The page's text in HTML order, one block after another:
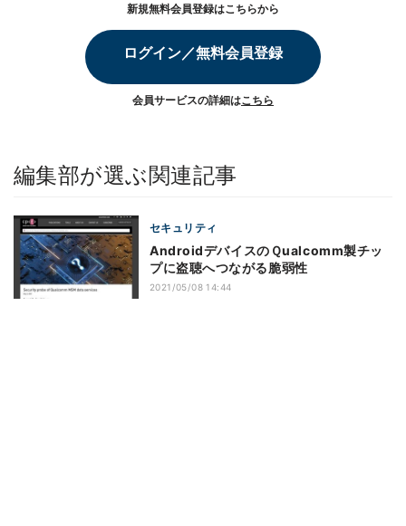
新規無料会員登録はこちらから
ログイン／無料会員登録
会員サービスの詳細はこちら
編集部が選ぶ関連記事
セキュリティ
AndroidデバイスのＱualcomm製チッ
プに盗聴へつながる脆弱性
2021/05/08 14:44